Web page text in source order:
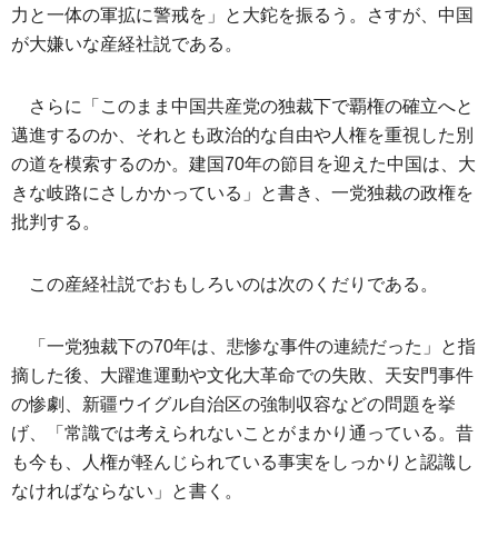
力と一体の軍拡に警戒を」と大鉈を振るう。さすが、中国
が大嫌いな産経社説である。
さらに「このまま中国共産党の独裁下で覇権の確立へと
邁進するのか、それとも政治的な自由や人権を重視した別
の道を模索するのか。建国70年の節目を迎えた中国は、大
きな岐路にさしかかっている」と書き、一党独裁の政権を
批判する。
この産経社説でおもしろいのは次のくだりである。
「一党独裁下の70年は、悲惨な事件の連続だった」と指
摘した後、大躍進運動や文化大革命での失敗、天安門事件
の惨劇、新疆ウイグル自治区の強制収容などの問題を挙
げ、「常識では考えられないことがまかり通っている。昔
も今も、人権が軽んじられている事実をしっかりと認識し
なければならない」と書く。